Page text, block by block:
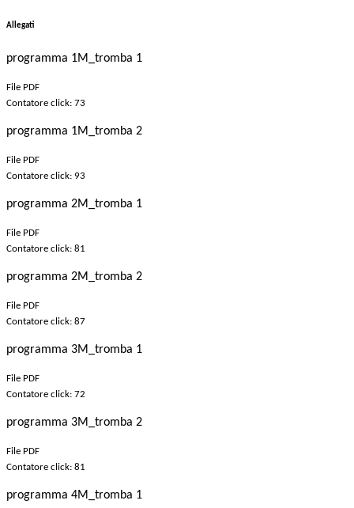
Allegati
programma 1M_tromba 1
File PDF
Contatore click: 73
programma 1M_tromba 2
File PDF
Contatore click: 93
programma 2M_tromba 1
File PDF
Contatore click: 81
programma 2M_tromba 2
File PDF
Contatore click: 87
programma 3M_tromba 1
File PDF
Contatore click: 72
programma 3M_tromba 2
File PDF
Contatore click: 81
programma 4M_tromba 1